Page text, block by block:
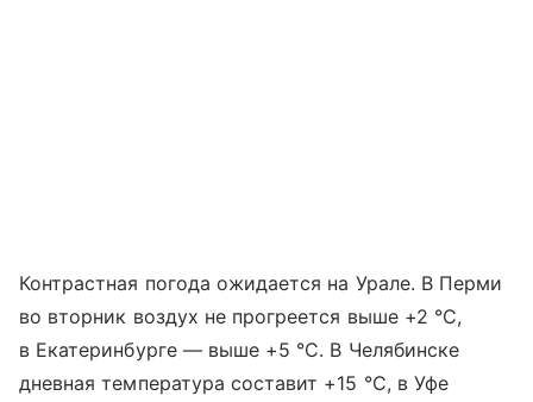
Контрастная погода ожидается на Урале. В Перми
во вторник воздух не прогреется выше +2 °С,
в Екатеринбурге — выше +5 °С. В Челябинске
дневная температура составит +15 °С, в Уфе